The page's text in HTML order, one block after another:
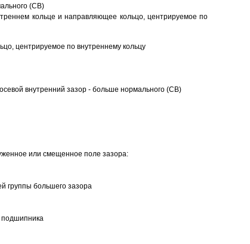
(CB)
кольце и направляющее кольцо, центрируемое по
центрируемое по внутреннему кольцу
внутренний зазор - больше нормального (CB)
или смещенное поле зазора:
группы большего зазора
подшипника